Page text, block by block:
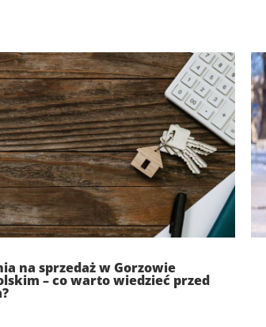
na sprzedaż w Gorzowie
– co warto wiedzieć przed